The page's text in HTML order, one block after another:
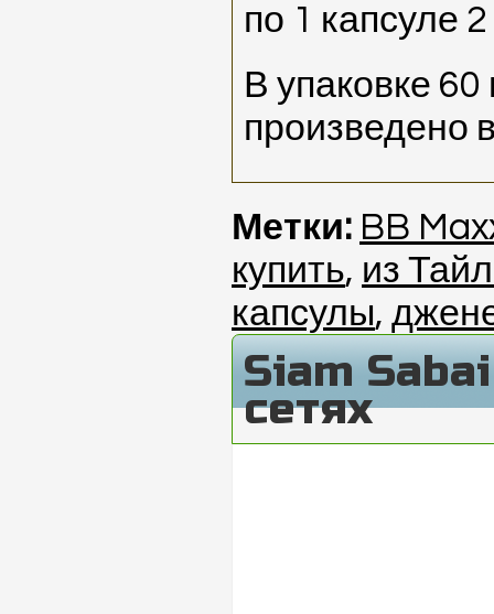
по 1 капсуле
В упаковке 60
произведено
Метки: BB
купить, из
капсулы,
Siam
сетях